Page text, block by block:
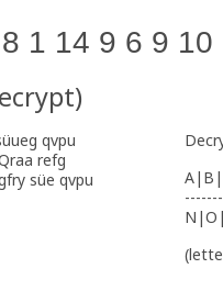
1 14 9 6 9 10
)
qvpu
refg
süe qvpu